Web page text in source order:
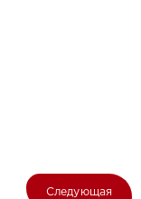
Следующая